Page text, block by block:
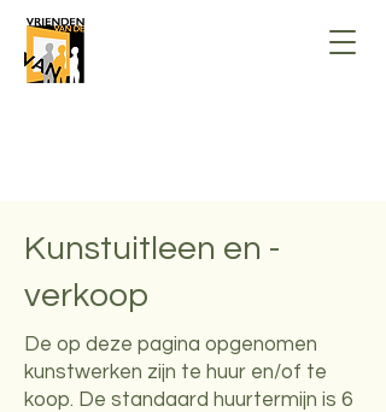
Kunstuitleen en -
verkoop
De op deze pagina opgenomen
kunstwerken zijn te huur en/of te
koop. De standaard huurtermijn is 6